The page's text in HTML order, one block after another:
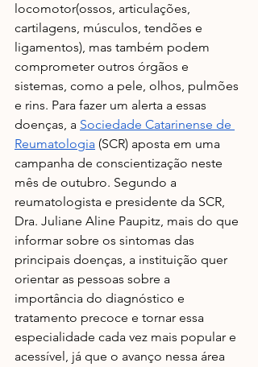
locomotor(ossos, articulações,
cartilagens, músculos, tendões e
ligamentos), mas também podem
comprometer outros órgãos e
sistemas, como a pele, olhos, pulmões
e rins. Para fazer um alerta a essas
doenças, a Sociedade Catarinense de
Reumatologia (SCR) aposta em uma
campanha de conscientização neste
mês de outubro. Segundo a
reumatologista e presidente da SCR,
Dra. Juliane Aline Paupitz, mais do que
informar sobre os sintomas das
principais doenças, a instituição quer
orientar as pessoas sobre a
importância do diagnóstico e
tratamento precoce e tornar essa
especialidade cada vez mais popular e
acessível, já que o avanço nessa área